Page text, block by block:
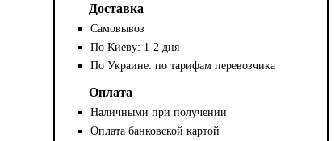
Доставка
Самовывоз
По Киеву: 1-2 дня
По Украине: по тарифам перевозчика
Оплата
Наличными при получении
Оплата банковской картой